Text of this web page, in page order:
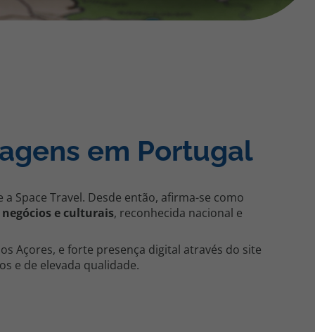
Apoio ao cliente no Estrangeiro
em Portugal
Space Travel. Desde então, afirma-se como
e culturais, reconhecida nacional e
Açores, e forte presença digital através do site
e de elevada qualidade.